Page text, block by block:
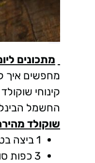
מתכונים
מחפשים איך
החשמל
שוקולד
1 ביצה בטמפרטורת החדר
3 כפות סוכר